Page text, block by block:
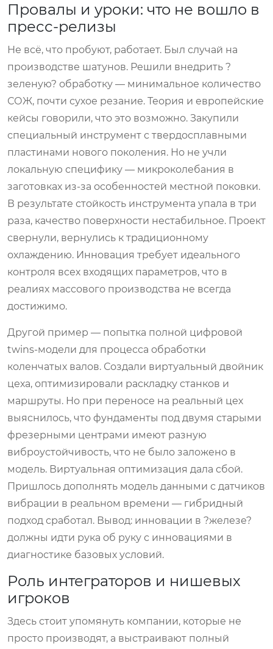
Провалы и уроки: что не вошло в
пресс-релизы
Не всё, что пробуют, работает. Был случай на
производстве шатунов. Решили внедрить ?
зеленую? обработку — минимальное количество
СОЖ, почти сухое резание. Теория и европейские
кейсы говорили, что это возможно. Закупили
специальный инструмент с твердосплавными
пластинами нового поколения. Но не учли
локальную специфику — микроколебания в
заготовках из-за особенностей местной поковки.
В результате стойкость инструмента упала в три
раза, качество поверхности нестабильное. Проект
свернули, вернулись к традиционному
охлаждению. Инновация требует идеального
контроля всех входящих параметров, что в
реалиях массового производства не всегда
достижимо.
Другой пример — попытка полной цифровой
twins-модели для процесса обработки
коленчатых валов. Создали виртуальный двойник
цеха, оптимизировали раскладку станков и
маршруты. Но при переносе на реальный цех
выяснилось, что фундаменты под двумя старыми
фрезерными центрами имеют разную
виброустойчивость, что не было заложено в
модель. Виртуальная оптимизация дала сбой.
Пришлось дополнять модель данными с датчиков
вибрации в реальном времени — гибридный
подход сработал. Вывод: инновации в ?железе?
должны идти рука об руку с инновациями в
диагностике базовых условий.
Роль интеграторов и нишевых
игроков
Здесь стоит упомянуть компании, которые не
просто производят, а выстраивают полный